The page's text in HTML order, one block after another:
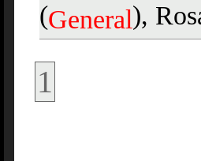
(General),
1